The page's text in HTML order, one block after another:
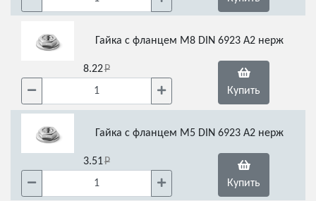
Гайка с фланцем М8 DIN 6923 А2 нерж
8.22
Купить
Гайка с фланцем М5 DIN 6923 А2 нерж
3.51
Купить